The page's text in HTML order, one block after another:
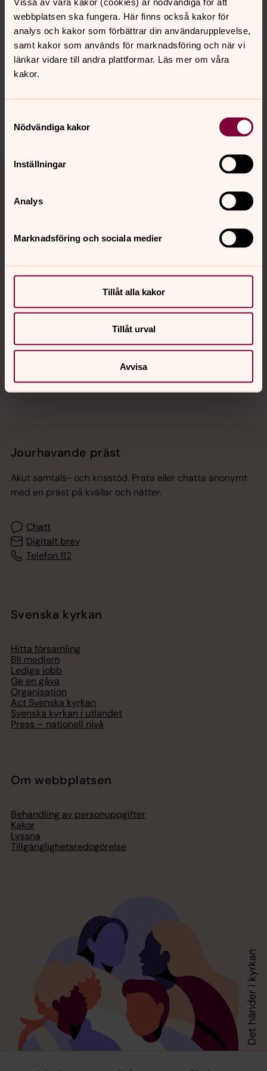
webbplatsen ska fungera. Här finns också kakor för
analys och kakor som förbättrar din användarupplevelse,
samt kakor som används för marknadsföring och när vi
länkar vidare till andra plattformar. Läs mer om våra
kakor.
Nödvändiga kakor
Inställningar
Analys
Marknadsföring och sociala medier
Tillåt alla kakor
Tillåt urval
Avvisa
Synpunkter eller frågor på sidans
Dela
Tillbaka till toppen
Tillbaka till innehållet
Kalender
Hitta snabbt
Jourhavande präst
Akut samtals- och krisstöd. Prata eller chatta anonymt
med en präst på kvällar och nätter.
Chatt
Digitalt brev
Telefon 112
Svenska kyrkan
Hitta församling
Bli medlem
Lediga jobb
Ge en gåva
Organisation
Act Svenska kyrkan
Svenska kyrkan i utlandet
Press – nationell nivå
Om webbplatsen
Behandling av personuppgifter
Kakor
Lyssna
Tillgänglighetsredogörelse